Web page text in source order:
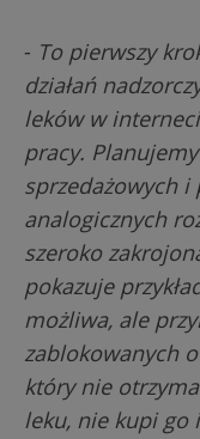
- To pierwszy
działań
leków w
pracy.
sprzedażowych i
analogicznych
szeroko
pokazuje
możliwa, ale
zablokowanych
który nie
leku, nie kupi go